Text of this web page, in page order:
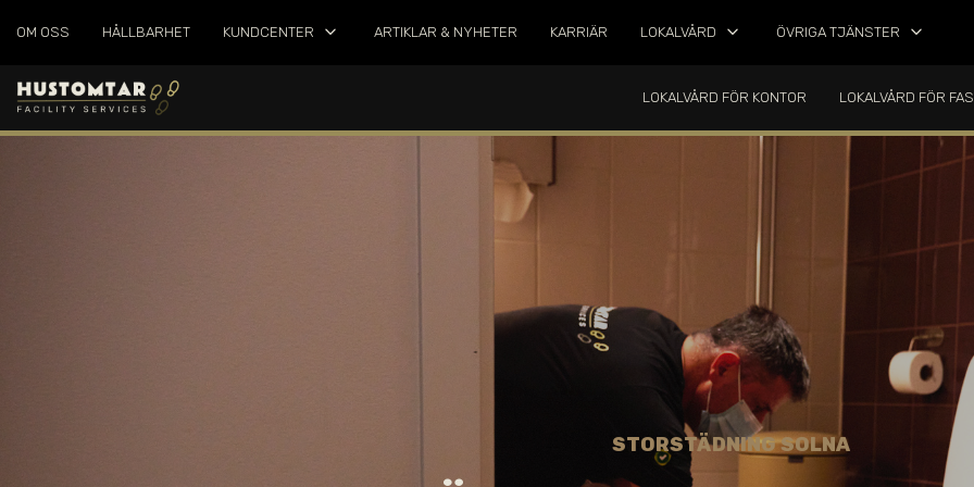
OM OSS HÅLLBARHET KUNDCENTER keyboard_arrow_down ARTIKLAR & NYHETER KARRIÄR LOKALVÅRD keyboard_arrow_down ÖVRIGA TJÄNSTER keyboard_arrow_down
LOKALVÅRD FÖR KONTOR LOKALVÅRD FÖR
STORSTÄDNING SOLNA